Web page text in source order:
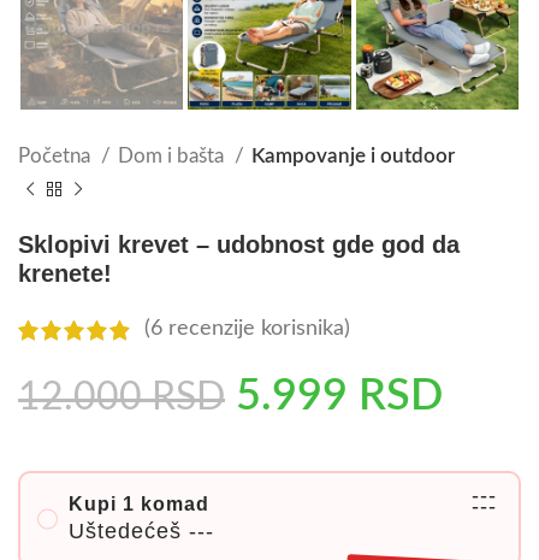
Početna Dom i bašta Kampovanje i outdoor
Sklopivi krevet – udobnost gde god da
krenete!
(6 recenzije korisnika)
12.000RSD 5.999 RSD
Kupi 1 komad
Uštedećeš ---
---
---